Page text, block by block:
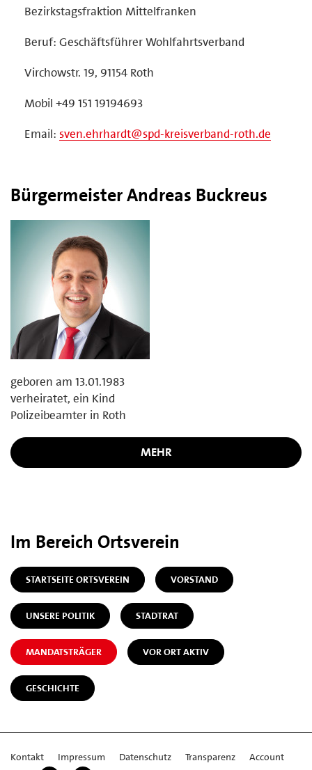
Bezirkstagsfraktion Mittelfranken
Beruf: Geschäftsführer Wohlfahrtsverband
Virchowstr. 19, 91154 Roth
Mobil +49 151 19194693
Email: sven.ehrhardt@spd-kreisverband-roth.de
Bürgermeister Andreas Buckreus
geboren am 13.01.1983
verheiratet, ein Kind
Polizeibeamter in Roth
MEHR
Im Bereich Ortsverein
STARTSEITE ORTSVEREIN VORSTAND
UNSERE POLITIK STADTRAT
MANDATSTRÄGER VOR ORT AKTIV
GESCHICHTE
Kontakt Impressum Datenschutz Transparenz
Account